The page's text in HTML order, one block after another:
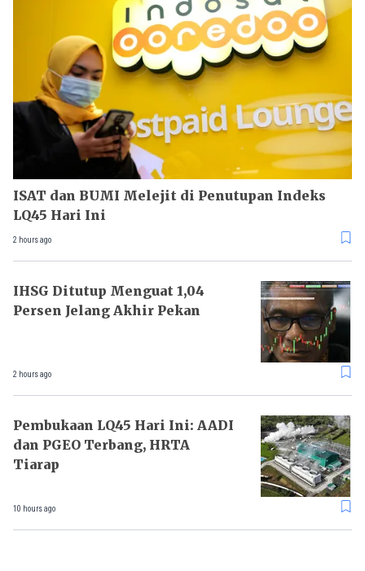
ISAT dan BUMI Melejit di Penutupan Indeks
LQ45 Hari Ini
2 hours ago
IHSG Ditutup Menguat 1,04
Persen Jelang Akhir Pekan
2 hours ago
Pembukaan LQ45 Hari Ini: AADI
dan PGEO Terbang, HRTA
Tiarap
10 hours ago